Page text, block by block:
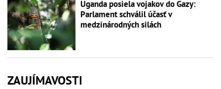
Uganda posiela vojakov do Gazy:
Parlament schválil účasť v
medzinárodných silách
ZAUJÍMAVOSTI